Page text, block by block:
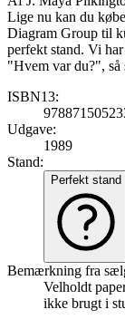
Lige nu kan du
Diagram Group til
perfekt stand. Vi
"Hvem var du?", så
ISBN13:
Udgave:
1989
Stand:
Perfekt stand
Bemærkning fra
Velholdt
ikke brugt i